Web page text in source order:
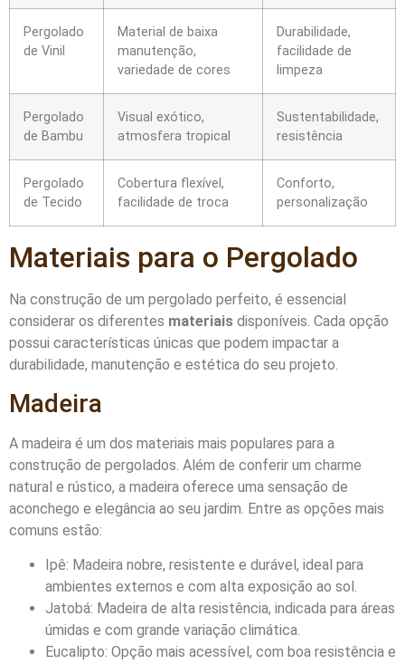
Pergolado
de Vinil
Material de baixa
manutenção,
variedade de cores
Durabilidade,
facilidade de
limpeza
Pergolado
de Bambu
Visual exótico,
atmosfera tropical
Sustentabilidade,
resistência
Pergolado
de Tecido
Cobertura flexível,
facilidade de troca
Conforto,
personalização
Materiais para o Pergolado
Na construção de um pergolado perfeito, é essencial
considerar os diferentes materiais disponíveis. Cada opção
possui características únicas que podem impactar a
durabilidade, manutenção e estética do seu projeto.
Madeira
A madeira é um dos materiais mais populares para a
construção de pergolados. Além de conferir um charme
natural e rústico, a madeira oferece uma sensação de
aconchego e elegância ao seu jardim. Entre as opções mais
comuns estão:
Ipê: Madeira nobre, resistente e durável, ideal para
ambientes externos e com alta exposição ao sol.
Jatobá: Madeira de alta resistência, indicada para áreas
úmidas e com grande variação climática.
Eucalipto: Opção mais acessível, com boa resistência e